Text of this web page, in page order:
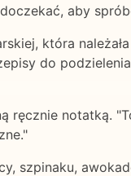
aby
która
do
ręcznie notatką.
szpinaku,